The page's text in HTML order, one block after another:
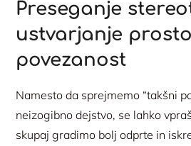
Preseganje
ustvarjanje
povezanost
Namesto da sprejmemo “takšni
neizogibno dejstvo, se lahko
skupaj gradimo bolj odprte in